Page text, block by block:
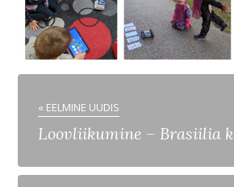
« EELMINE UUDIS
Loovliikumine – Brasiilia